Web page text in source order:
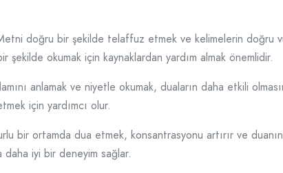
doğru bir şekilde telaffuz etmek ve kelimelerin doğru
okumak için kaynaklardan yardım almak önemlidir.
anlamak ve niyetle okumak, duaların daha etkili
için yardımcı olur.
bir ortamda dua etmek, konsantrasyonu artırır ve
iyi bir deneyim sağlar.